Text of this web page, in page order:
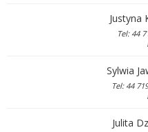
Justyna
Tel: 44
Sylwia
Tel: 44
Julita